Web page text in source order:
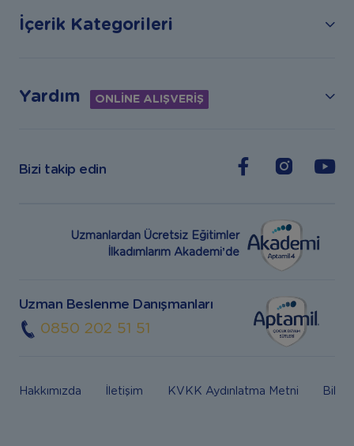
İçerik Kategorileri
Yardım ONLİNE ALIŞVERİŞ
Bizi takip edin
Uzmanlardan Ücretsiz Eğitimler
İlkadımlarım Akademi’de
Uzman Beslenme Danışmanları
0850 202 51 51
Hakkımızda İletişim KVKK Aydınlatma Metni Bilgi